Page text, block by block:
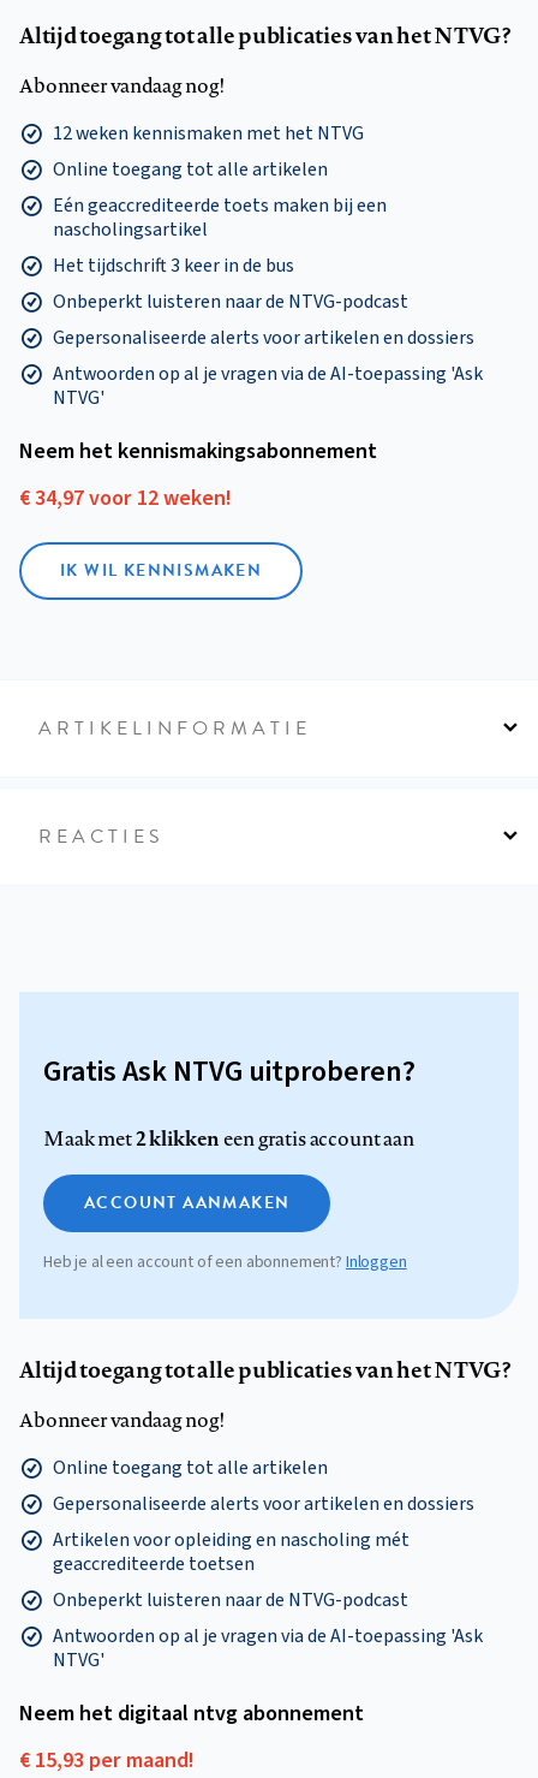
Altijd toegang tot alle publicaties van het NTVG?
Abonneer vandaag nog!
12 weken kennismaken met het NTVG
Online toegang tot alle artikelen
Eén geaccrediteerde toets maken bij een
nascholingsartikel
Het tijdschrift 3 keer in de bus
Onbeperkt luisteren naar de NTVG-podcast
Gepersonaliseerde alerts voor artikelen en dossiers
Antwoorden op al je vragen via de AI-toepassing 'Ask
NTVG'
Neem het kennismakings­abonnement
€ 34,97 voor 12 weken!
IK WIL KENNISMAKEN
ARTIKELINFORMATIE
REACTIES
Gratis Ask NTVG uitproberen?
Maak met2 klikkeneen gratis account aan
ACCOUNT AANMAKEN
Heb je al een account of een abonnement?Inloggen
Altijd toegang tot alle publicaties van het NTVG?
Abonneer vandaag nog!
Online toegang tot alle artikelen
Gepersonaliseerde alerts voor artikelen en dossiers
Artikelen voor opleiding en nascholing mét
geaccrediteerde toetsen
Onbeperkt luisteren naar de NTVG-podcast
Antwoorden op al je vragen via de AI-toepassing 'Ask
NTVG'
Neem het digitaal ntvg abonnement
€ 15,93 per maand!